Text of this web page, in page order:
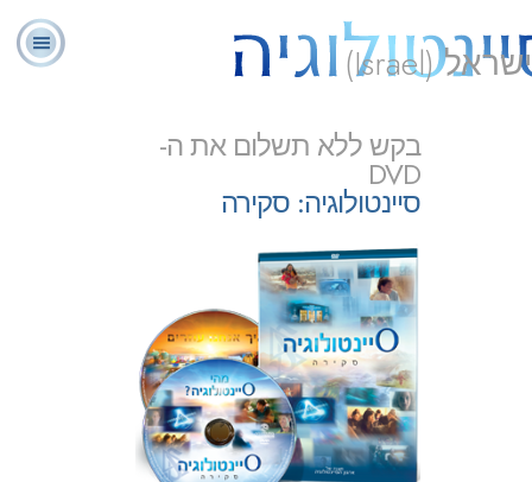
ישראל (Israel)
ל. רון
האברד
מהי
סיינטולוגיה?
רוחניים
מתנדבים
בקש ללא תשלום את ה-
DVD
סיינטולוגיה: סקירה